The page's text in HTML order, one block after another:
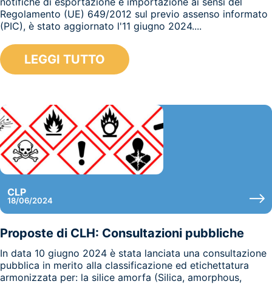
Regolamento (UE) 649/2012 sul previo assenso informato
(PIC), è stato aggiornato l'11 giugno 2024....
LEGGI TUTTO
CLP
18/06/2024
Proposte di CLH: Consultazioni pubbliche
In data 10 giugno 2024 è stata lanciata una consultazione
pubblica in merito alla classificazione ed etichettatura
armonizzata per: la silice amorfa (Silica, amorphous,